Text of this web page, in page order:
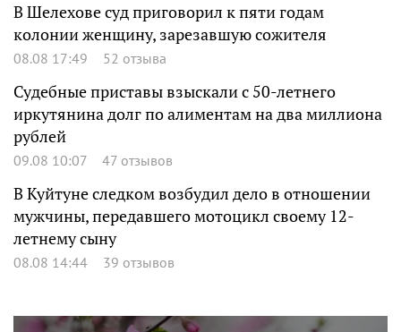
В Шелехове суд приговорил к пяти годам
колонии женщину, зарезавшую сожителя
08.08 17:49 52 отзыва
Судебные приставы взыскали с 50-летнего
иркутянина долг по алиментам на два миллиона
рублей
09.08 10:07 47 отзывов
В Куйтуне следком возбудил дело в отношении
мужчины, передавшего мотоцикл своему 12-
летнему сыну
08.08 14:44 39 отзывов